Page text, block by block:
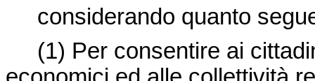
considerando quanto
(1) Per consentire ai